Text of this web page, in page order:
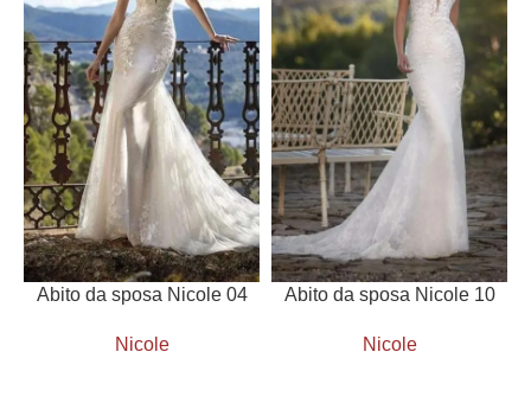
Abito da sposa Nicole 04
Nicole
Abito da sposa Nicole 10
Nicole